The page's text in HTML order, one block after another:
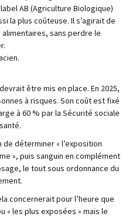
AB (Agriculture Biologique)
la plus coûteuse. Il s’agirait de
sans perdre le
être mis en place. En 2025,
à risques. Son coût est fixé
à 60 % par la Sécurité sociale
de déterminer « l’exposition
», puis sanguin en complément
le tout sous ordonnance du
concernerait pour l’heure que
« les plus exposées » mais le